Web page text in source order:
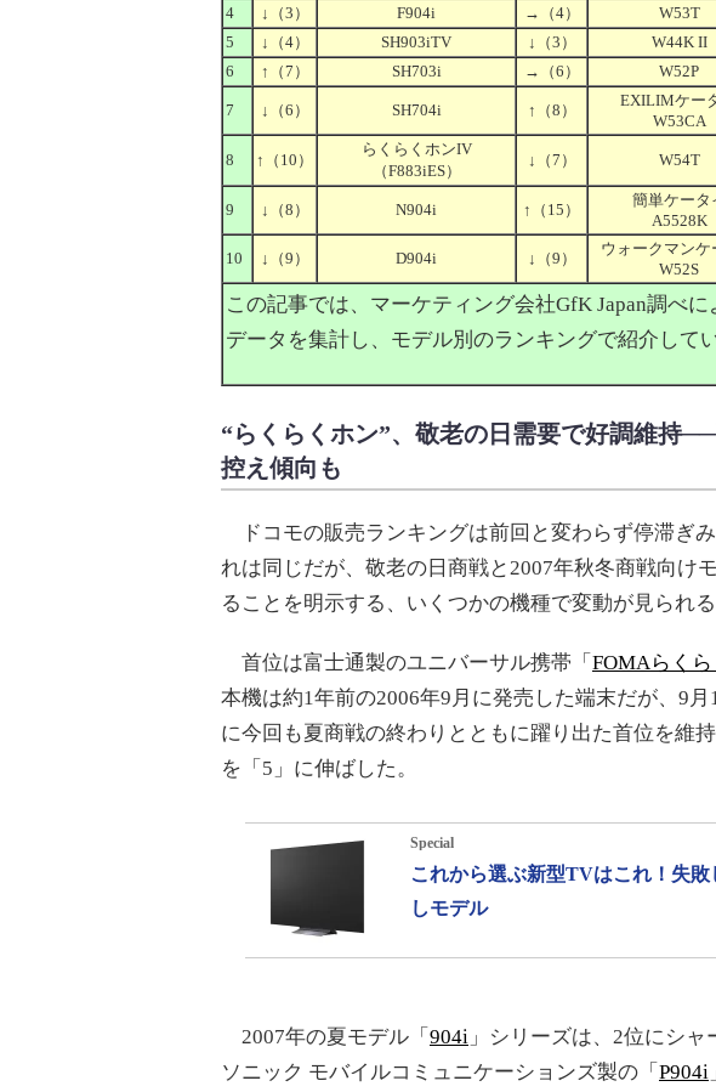
4
↓ （3） F904i → （4） W53T
5
↓ （4） SH903iTV ↓ （3） W44K II
6
↑ （7） SH703i → （6） W52P
7 ↓ （6） SH704i ↑ （8）
EXILIMケー
W53CA
8 ↑ （10）
らくらくホンIV
（F883iES）
↓ （7） W54T
9 ↓ （8） N904i ↑ （15）
簡単ケータ
A5528K
10 ↓ （9） D904i ↓ （9）
ウォークマンケ
W52S
この記事では、マーケティング会社GfK Japan調べ
データを集計し、モデル別のランキングで紹介して
“らくらくホン”、敬老の日需要で好調維持
控え傾向も
ドコモの販売ランキングは前回と変わらず停滞ぎ
れは同じだが、敬老の日商戦と2007年秋冬商戦向け
ることを明示する、いくつかの機種で変動が見られる
首位は富士通製のユニバーサル携帯「 FOMAらく
本機は約1年前の2006年9月に発売した端末だが、9
に今回も夏商戦の終わりとともに躍り出た首位を維
を「5」に伸ばした。
Special
これから選ぶ新型TVはこれ！失
しモデル
2007年の夏モデル「 904i 」シリーズは、2位にシャ
ソニック モバイルコミュニケーションズ製の「 P904i